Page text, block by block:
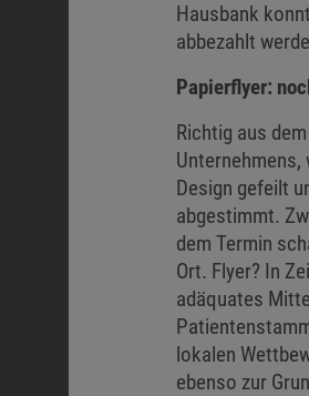
Hausbank
abbezahlt
Papierflyer:
Richtig aus
Unternehmens,
Design gefeilt
abgestimmt.
dem Termin
Ort. Flyer? In
adäquates
lokalen
ebenso zur